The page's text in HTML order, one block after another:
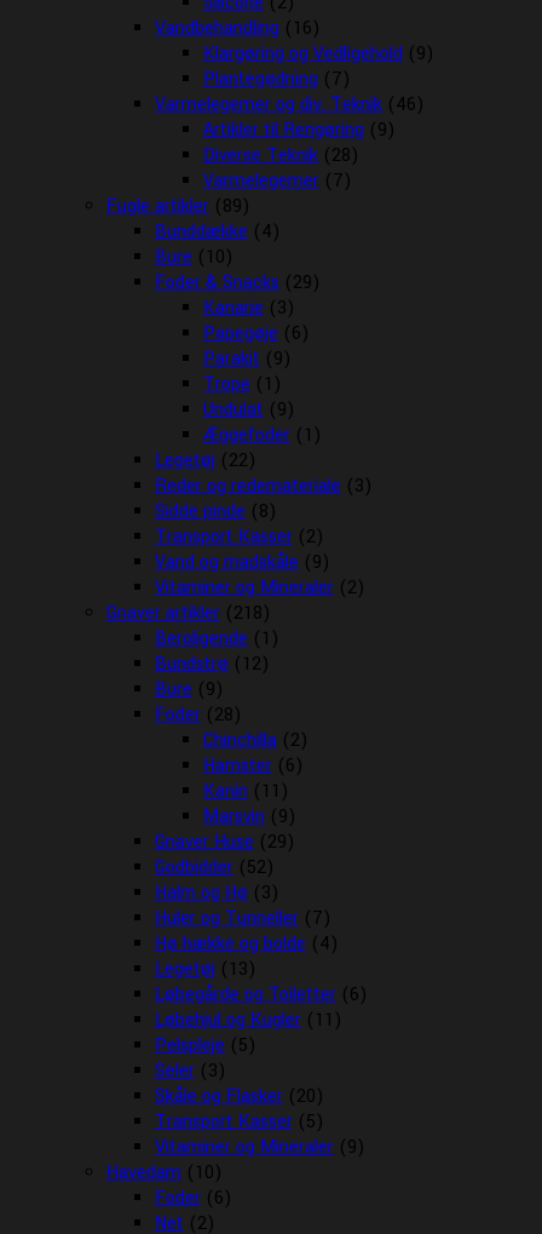
Vandbehandling (16)
Klargøring og Vedligehold (9)
Plantegødning (7)
Varmelegemer og div. Teknik (46)
Artikler til Rengøring (9)
Diverse Teknik (28)
Varmelegemer (7)
Fugle artikler (89)
Bunddække (4)
Bure (10)
Foder & Snacks (29)
Kanarie (3)
Papegøje (6)
Parakit (9)
Trope (1)
Undulat (9)
Æggefoder (1)
Legetøj (22)
Reder og redemateriale (3)
Sidde pinde (8)
Transport Kasser (2)
Vand og madskåle (9)
Vitaminer og Mineraler (2)
Gnaver artikler (218)
Beroligende (1)
Bundstrø (12)
Bure (9)
Foder (28)
Chinchilla (2)
Hamster (6)
Kanin (11)
Marsvin (9)
Gnaver Huse (29)
Godbidder (52)
Halm og Hø (3)
Huler og Tunneller (7)
Hø hække og bolde (4)
Legetøj (13)
Løbegårde og Toiletter (6)
Løbehjul og Kugler (11)
Pelspleje (5)
Seler (3)
Skåle og Flasker (20)
Transport Kasser (5)
Vitaminer og Mineraler (9)
Havedam (10)
Foder (6)
Net (2)